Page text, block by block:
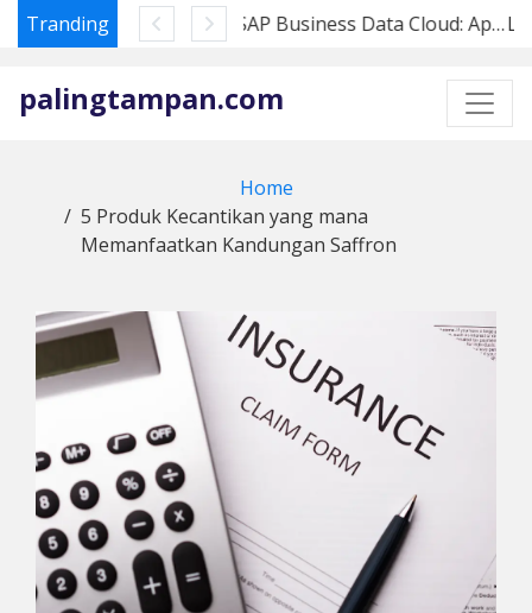
Skip
content
Tranding SAP Business Data Cloud: Apa Artinya bagi Pembeli Datasphere di 2026
palingtampan.com
Home
5 Produk Kecantikan yang mana
Memanfaatkan Kandungan Saffron